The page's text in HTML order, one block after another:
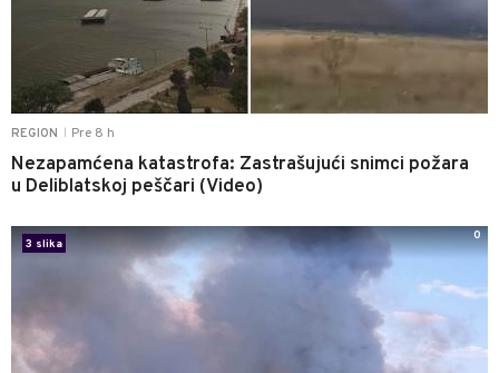
REGION Pre 8 h
Nezapamćena katastrofa: Zastrašujući snimci požara
u Deliblatskoj peščari (Video)
3 slika
0